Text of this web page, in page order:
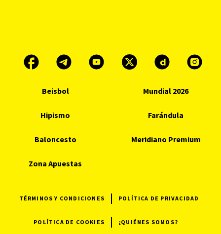
Beisbol Mundial 2026
Hipismo Farándula
Baloncesto Meridiano Premium
Zona Apuestas
TÉRMINOS Y CONDICIONES POLÍTICA DE PRIVACIDAD
POLÍTICA DE COOKIES ¿QUIÉNES SOMOS?